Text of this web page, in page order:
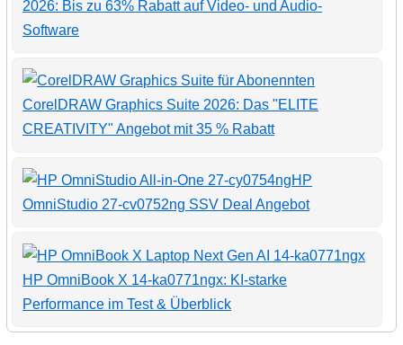
2026: Bis zu 63% Rabatt auf Video- und Audio-
Software
CorelDRAW Graphics Suite 2026: Das "ELITE
CREATIVITY" Angebot mit 35 % Rabatt
HP
OmniStudio 27-cv0752ng SSV Deal Angebot
HP OmniBook X 14-ka0771ngx: KI-starke
Performance im Test & Überblick